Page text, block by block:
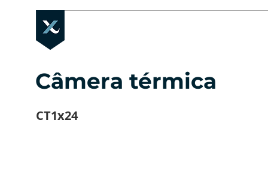
Câmera térmica
CT1x24